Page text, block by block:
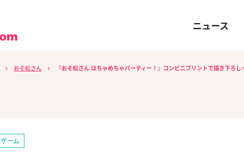
ニュース
おそ松さん 『おそ松さん はちゃめちゃパーティー！』コンビニプリントで描き下ろ
ゲーム